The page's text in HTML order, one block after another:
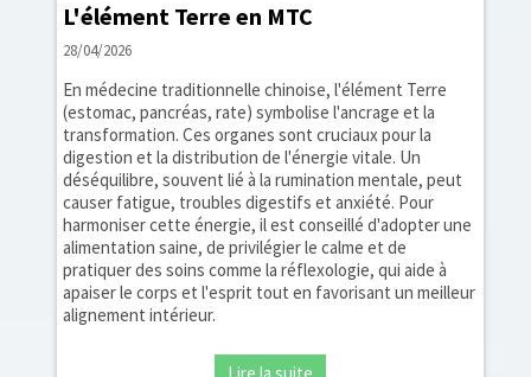
L'élément Terre en MTC
28/04/2026
En médecine traditionnelle chinoise, l'élément Terre
(estomac, pancréas, rate) symbolise l'ancrage et la
transformation. Ces organes sont cruciaux pour la
digestion et la distribution de l'énergie vitale. Un
déséquilibre, souvent lié à la rumination mentale, peut
causer fatigue, troubles digestifs et anxiété. Pour
harmoniser cette énergie, il est conseillé d'adopter une
alimentation saine, de privilégier le calme et de
pratiquer des soins comme la réflexologie, qui aide à
apaiser le corps et l'esprit tout en favorisant un meilleur
alignement intérieur.